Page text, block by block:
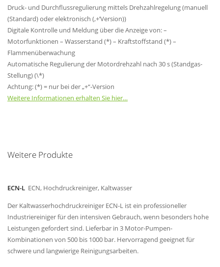
Druck- und Durchflussregulierung mittels Drehzahlregelung (manuell
(Standard) oder elektronisch (‚+’Version))
Digitale Kontrolle und Meldung über die Anzeige von: –
Motorfunktionen – Wasserstand (*) – Kraftstoffstand (*) –
Flammenüberwachung
Automatische Regulierung der Motordrehzahl nach 30 s (Standgas-
Stellung) (\*)
Achtung: (*) = nur bei der „+“-Version
Weitere Informationen erhalten Sie hier…
Weitere Produkte
ECN-L ECN, Hochdruckreiniger, Kaltwasser
Der Kaltwasserhochdruckreiniger ECN-L ist ein professioneller
Industriereiniger für den intensiven Gebrauch, wenn besonders hohe
Leistungen gefordert sind. Lieferbar in 3 Motor-Pumpen-
Kombinationen von 500 bis 1000 bar. Hervorragend geeignet für
schwere und langwierige Reinigungsarbeiten.